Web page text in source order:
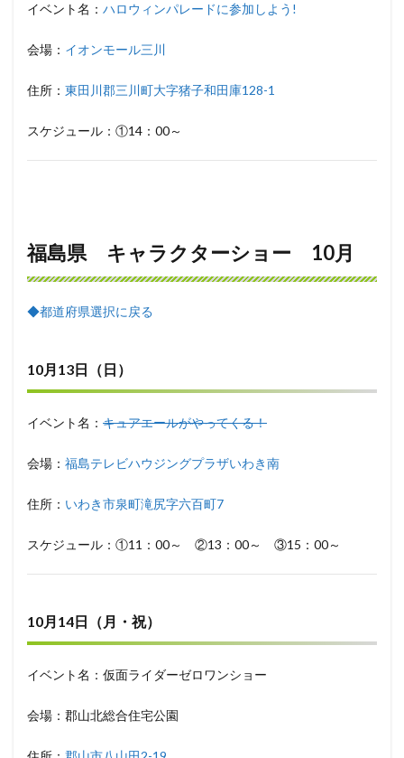
イベント名： ハロウィンパレードに参加しよう!
会場： イオンモール三川
住所： 東田川郡三川町大字猪子和田庫128-1
スケジュール：①14：00～
福島県 キャラクターショー 10月
◆都道府県選択に戻る
10月13日（日）
イベント名： キュアエールがやってくる！
会場： 福島テレビハウジングプラザいわき南
住所： いわき市泉町滝尻字六百町7
スケジュール：①11：00～ ②13：00～ ③15：00～
10月14日（月・祝）
イベント名：仮面ライダーゼロワンショー
会場：郡山北総合住宅公園